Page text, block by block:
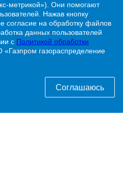
1
метрикой»). Они помогают
Нажав кнопку
согласие на обработку файлов
данных пользователей
с Политикой обработки
газораспределение
Соглашаюсь